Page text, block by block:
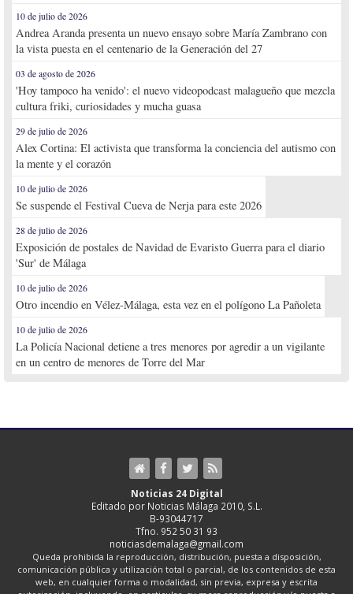
10 de julio de 2026
Andrea Aranda presenta un nuevo ensayo sobre María Zambrano con
la vista puesta en el centenario de la Generación del 27
03 de agosto de 2026
'Hoy tampoco ha venido': el nuevo videopodcast malagueño que mezcla
cultura friki, curiosidades y mucha guasa
29 de julio de 2026
Alex Cortina: El activista que transforma la conciencia del autismo con
la mente y el corazón
10 de julio de 2026
Se suspende el Festival Cueva de Nerja para este 2026
28 de julio de 2026
Exposición de postales de Navidad de Evaristo Guerra para el diario
'Sur' de Málaga
10 de julio de 2026
Otro incendio en Vélez-Málaga, esta vez en el polígono La Pañoleta
10 de julio de 2026
La Policía Nacional detiene a tres menores por agredir a un vigilante
en un centro de menores de Torre del Mar
Noticias 24 Digital
Editado por Noticias Málaga 2010, S.L.
B-93044717
Tfno. 952 50 31 93
noticiasdemalaga@gmail.com
Queda prohibida la reproducción, distribución, puesta a disposición,
comunicación pública y utilización total o parcial, de los contenidos de esta
web, en cualquier forma o modalidad, sin previa, expresa y escrita